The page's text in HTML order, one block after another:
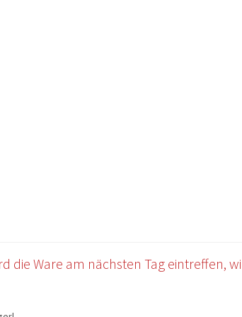
E-COMMERCE ImpressumKasseMein
die Ware am nächsten Tag eintreffen,